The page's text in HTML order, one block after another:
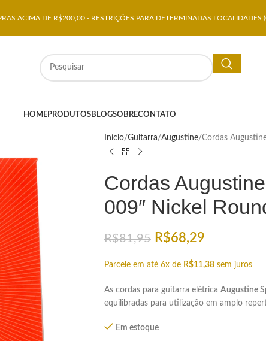
ACIMA DE R$200,00 - RESTRIÇÕES PARA DETERMINADAS LOCALIDADES
HOMEPRODUTOSBLOGSOBRECONTATO
Início Guitarra Augustine Cordas
Cordas
009″ Nickel
R$81,95 R$68,29
Parcele em até 6x de R$11,38 sem juros
As cordas para guitarra elétrica Augustine
equilibradas para utilização em amplo
Em estoque